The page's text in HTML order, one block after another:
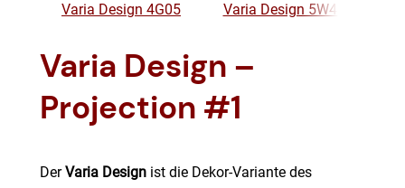
Varia Design 4G05 Varia Design 5W43
Varia Design –
Projection #1
DerVaria Design ist die Dekor-Variante des